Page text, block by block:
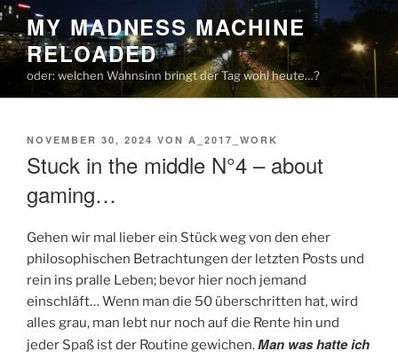
Zum
Inhalt
springen
MY MADNESS MACHINE
RELOADED
oder: welchen Wahnsinn bringt der Tag wohl heute…?
VERÖFFENTLICHT
NOVEMBER 30, 2024 VON A_2017_WORK
Stuck in the middle N°4 – about
gaming…
Gehen wir mal lieber ein Stück weg von den eher
philosophischen Betrachtungen der letzten Posts und
rein ins pralle Leben; bevor hier noch jemand
einschläft… Wenn man die 50 überschritten hat, wird
alles grau, man lebt nur noch auf die Rente hin und
jeder Spaß ist der Routine gewichen.Man was hatte ich